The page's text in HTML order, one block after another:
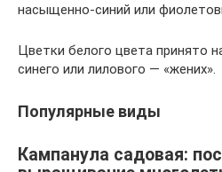
насыщенно-синий или
Цветки белого цвета принято
синего или лилового — «жених».
Популярные виды
Кампанула садовая: